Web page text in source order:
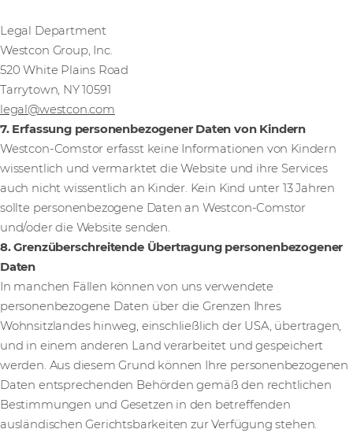
Legal Department
Westcon Group, Inc.
520 White Plains Road
Tarrytown, NY 10591
legal@westcon.com
7. Erfassung personenbezogener Daten von Kindern
Westcon-Comstor erfasst keine Informationen von Kindern
wissentlich und vermarktet die Website und ihre Services
auch nicht wissentlich an Kinder. Kein Kind unter 13 Jahren
sollte personenbezogene Daten an Westcon-Comstor
und/oder die Website senden.
8. Grenzüberschreitende Übertragung personenbezogener
Daten
In manchen Fällen können von uns verwendete
personenbezogene Daten über die Grenzen Ihres
Wohnsitzlandes hinweg, einschließlich der USA, übertragen,
und in einem anderen Land verarbeitet und gespeichert
werden. Aus diesem Grund können Ihre personenbezogenen
Daten entsprechenden Behörden gemäß den rechtlichen
Bestimmungen und Gesetzen in den betreffenden
ausländischen Gerichtsbarkeiten zur Verfügung stehen.